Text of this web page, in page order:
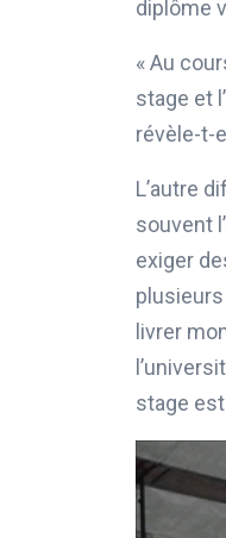
diplôme
« Au
stage et
révèle-t-
L’autre
souvent
exiger
livrer
stage